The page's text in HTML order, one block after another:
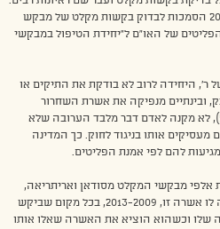
טרם הספיקו להכריע בבקשתו, ב-2009 הסמכות לבדוק בקשות מקלט של מבקש
של האו”ם ל”יחידת הטיפול במבקשי
ר’, היחידה לרוב לא בודקת את התיקים או
ובינתיים מנפיקה את אשרת השחרור
בתנאים מגבילים. האשרה הזו, 2(א)(5), לא מקנה לאדם דבר מלבד הערובה שלא
אותו בניגוד לחוק. כך המדינה
להם לפי אמנת הפליטים.
אלפי מבקשי המקלט מסודאן ואריתריאה,
ועל כן, במשך אותן שנים שבהם ניתנה לו אשרה זו, 2013-2009, בכל מקום שביקש
שלו וכשהוא הוציא את האשרה שאלו אותו